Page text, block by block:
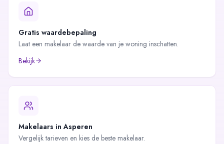
Gratis waardebepaling
Laat een makelaar de waarde van je woning inschatten.
Bekijk
Makelaars inAsperen
Vergelijk tarieven en kies de beste makelaar.